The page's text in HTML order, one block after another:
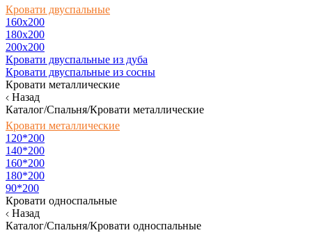
Кровати двуспальные
160х200
180x200
200x200
Кровати двуспальные из дуба
Кровати двуспальные из сосны
Кровати металлические
Назад
Каталог/Спальня/Кровати металлические
Кровати металлические
120*200
140*200
160*200
180*200
90*200
Кровати односпальные
Назад
Каталог/Спальня/Кровати односпальные